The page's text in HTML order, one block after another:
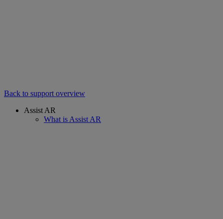
Back to support overview
Assist AR
What is Assist AR